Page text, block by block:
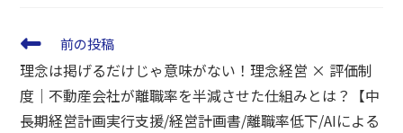
前の投稿
理念は掲げるだけじゃ意味がない！理念経営 × 評価制
度｜不動産会社が離職率を半減させた仕組みとは？【中
長期経営計画実行支援/経営計画書/離職率低下/AIによる